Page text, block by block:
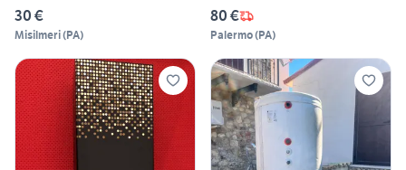
30 €
Misilmeri(PA)
80 €
Palermo(PA)